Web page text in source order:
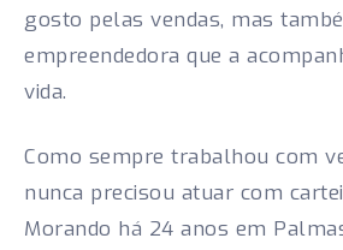
gosto pelas vendas, mas
empreendedora que a
vida.
Como sempre trabalhou com
nunca precisou atuar com
Morando há 24 anos em